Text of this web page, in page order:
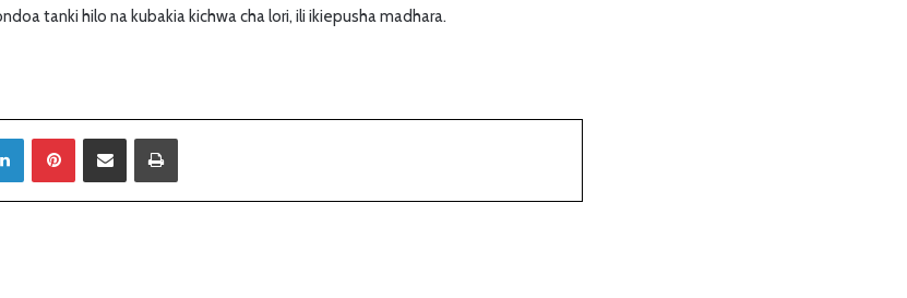
tanki hilo na kubakia kichwa cha lori, ili ikiepusha madhara.
LinkedIn Sambaza kupitia barua pepe